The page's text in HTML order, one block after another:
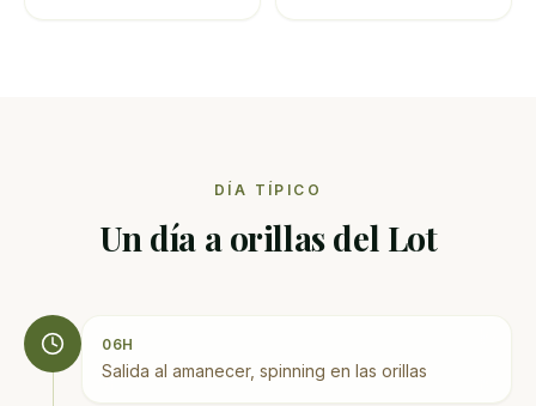
DÍA TÍPICO
Un día a orillas del Lot
06H
Salida al amanecer, spinning en las orillas